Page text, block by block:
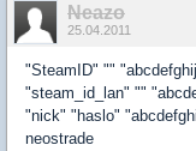
Neazo
25.04.2011
"SteamID" ""
"steam_id_lan" ""
"nick" "haslo"
neostrade